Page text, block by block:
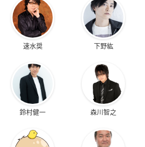
速水奨 下野紘
鈴村健一 森川智之